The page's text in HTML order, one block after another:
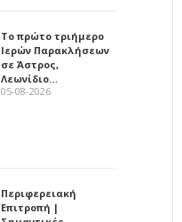
Το πρώτο τριήμερο
Ιερών Παρακλήσεων
σε Άστρος,
Λεωνίδιο…
05-08-2026
Περιφερειακή
Επιτροπή |